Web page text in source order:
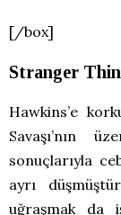
[/box]
Stranger
Hawkins’e
Savaşı’nın
sonuçlarıyla
ayrı
uğraşmak da